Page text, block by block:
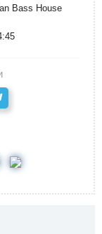
Bass House